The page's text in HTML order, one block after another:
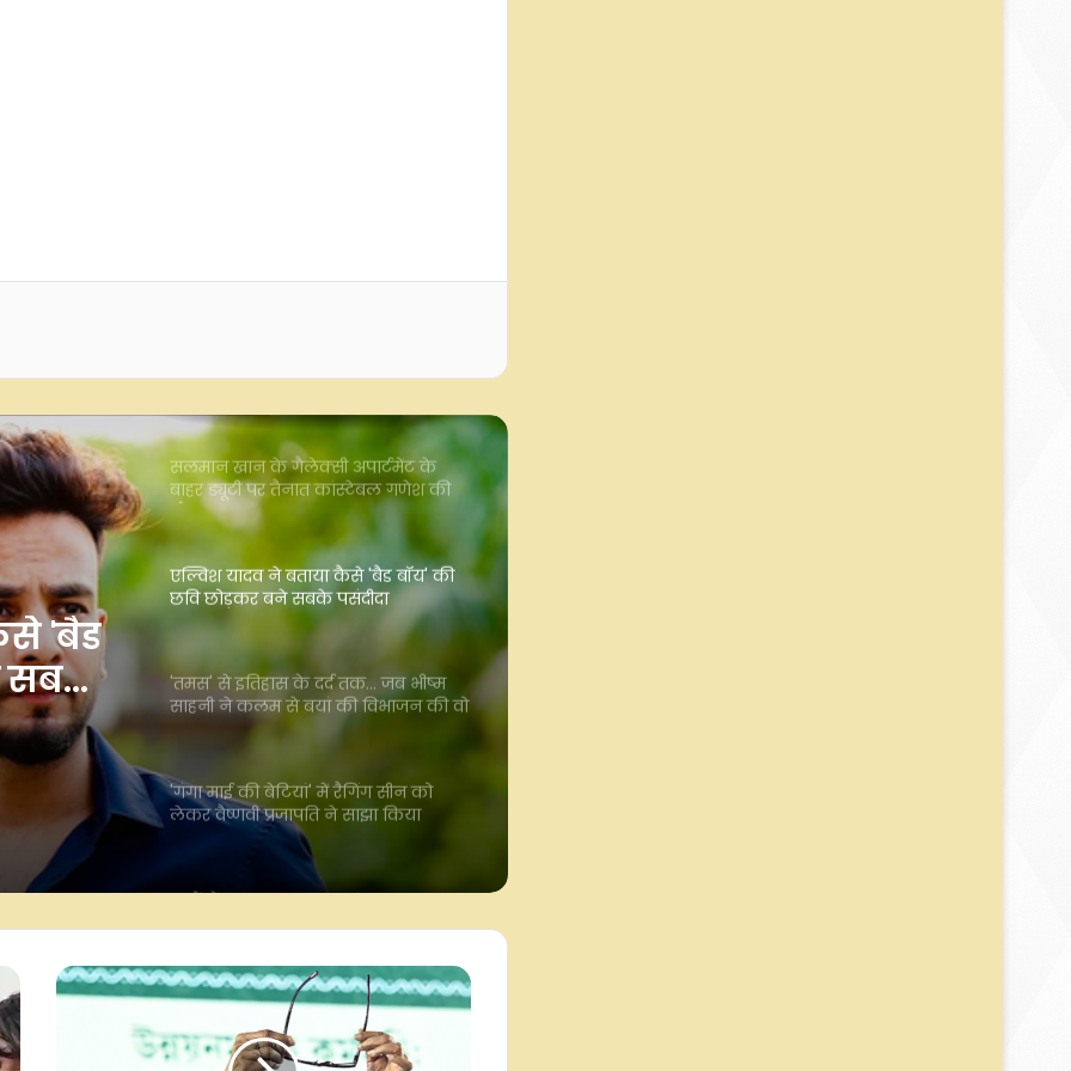
'बैड
सबके
से
बाहर ड्यूटी पर तैनात कांस्टेबल गणेश की
एल्विश यादव ने बताया कैसे 'बैड बॉय' की
छवि छोड़कर बने सबके पसंदीदा
'तमस' से इतिहास के दर्द तक… जब भीष्म
साहनी ने कलम से बयां की विभाजन की वो
सच्चाई
'गंगा माई की बेटियां' में रैगिंग सीन को
लेकर वैष्णवी प्रजापति ने साझा किया
अनुभव, कहा- 'सोनी का दर्द महसूस करना
यादों में अनुपम श्याम : जब 'ठाकुर सज्जन
सिंह' की बीमारी की खबर सुन योगी
आदित्यनाथ ने बढ़ाया था मदद का हाथ
इंस्टाग्राम और यूट्यूब केवल कमाई का
रवि किशन के मीम्स पर वीडियो बनाकर ट्रेंड
में शामिल हुए शेखर सुमन, लिखा-'मनी
फॉलो माई ब्रदर'